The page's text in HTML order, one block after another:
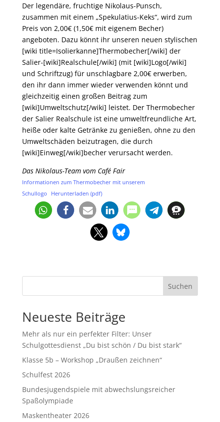
Der legendäre, fruchtige Nikolaus-Punsch,
zusammen mit einem „Spekulatius-Keks“, wird zum
Preis von 2,00€ (1,50€ mit eigenem Becher)
angeboten. Dazu könnt ihr unseren neuen stylischen
[wiki title=Isolierkanne]Thermobecher[/wiki] der
Salier-[wiki]Realschule[/wiki] (mit [wiki]Logo[/wiki]
und Schriftzug) für unschlagbare 2,00€ erwerben,
den ihr dann immer wieder verwenden könnt und
gleichzeitig einen großen Beitrag zum
[wiki]Umweltschutz[/wiki] leistet. Der Thermobecher
der Salier Realschule ist eine umweltfreundliche Art,
heiße oder kalte Getränke zu genießen, ohne zu den
Umweltschäden beizutragen, die durch
[wiki]Einweg[/wiki]becher verursacht werden.
Das Nikolaus-Team vom Café Fair
Informationen zum Thermobecher mit unserem
Schullogo
Herunterladen (pdf)
Suchen
Neueste Beiträge
Mehr als nur ein perfekter Filter: Unser
Schulgottesdienst „Du bist schön / Du bist stark“
Klasse 5b – Workshop „Draußen zeichnen“
Schulfest 2026
Bundesjugendspiele mit abwechslungsreicher
Spaßolympiade
Maskentheater 2026